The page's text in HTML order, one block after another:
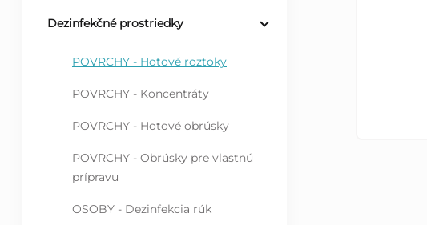
Dezinfekčné prostriedky
POVRCHY - Hotové roztoky
POVRCHY - Koncentráty
POVRCHY - Hotové obrúsky
POVRCHY - Obrúsky pre vlastnú
prípravu
OSOBY - Dezinfekcia rúk